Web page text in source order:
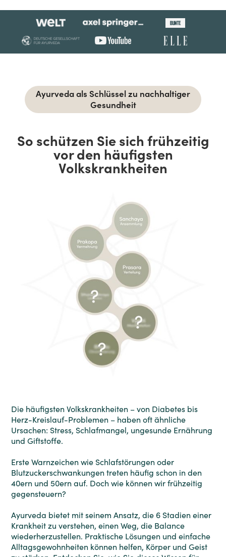
Ayurveda als Schlüssel zu nachhaltiger
Gesundheit
So schützen Sie sich frühzeitig
vor den häufigsten
Volkskrankheiten
Die häufigsten Volkskrankheiten – von Diabetes bis
Herz-Kreislauf-Problemen – haben oft ähnliche
Ursachen: Stress, Schlafmangel, ungesunde Ernährung
und Giftstoffe.
Erste Warnzeichen wie Schlafstörungen oder
Blutzuckerschwankungen treten häufig schon in den
40ern und 50ern auf. Doch wie können wir frühzeitig
gegensteuern?
Ayurveda bietet mit seinem Ansatz, die 6 Stadien einer
Krankheit zu verstehen, einen Weg, die Balance
wiederherzustellen. Praktische Lösungen und einfache
Alltagsgewohnheiten können helfen, Körper und Geist